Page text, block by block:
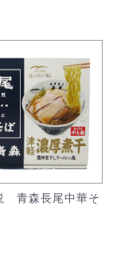
青森長尾中華そ